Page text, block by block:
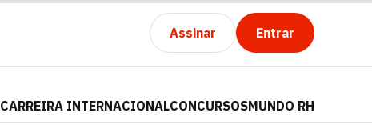
Assinar Entrar
CARREIRA INTERNACIONALCONCURSOSMUNDO RH